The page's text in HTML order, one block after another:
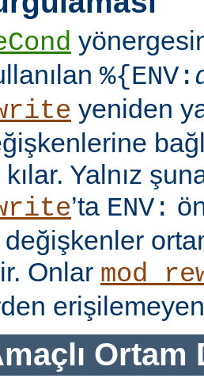
%{ENV:
yeniden
Yalnız
’ta ENV:
Onlar